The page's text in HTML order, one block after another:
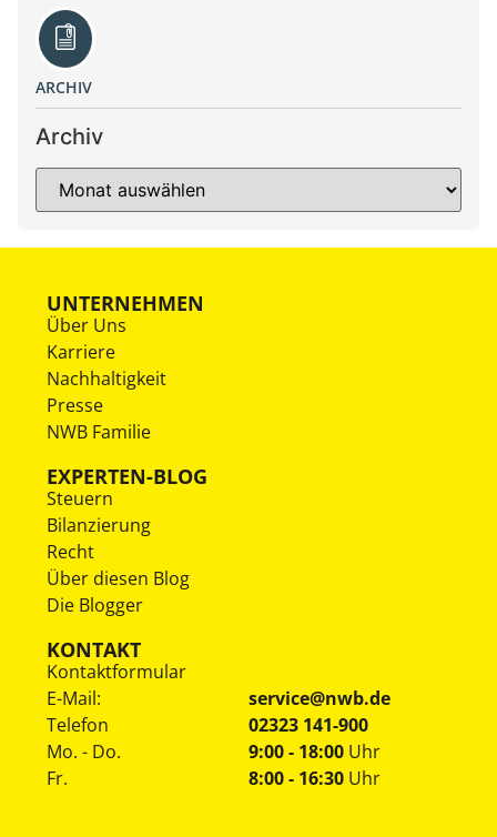
ARCHIV
Archiv
UNTERNEHMEN
Über Uns
Karriere
Nachhaltigkeit
Presse
NWB Familie
EXPERTEN-BLOG
Steuern
Bilanzierung
Recht
Über diesen Blog
Die Blogger
KONTAKT
Kontaktformular
E-Mail:
service@nwb.de
Telefon
02323 141-900
Mo. - Do.
Fr.
9:00 - 18:00 Uhr
8:00 - 16:30 Uhr